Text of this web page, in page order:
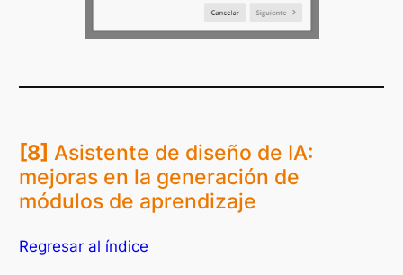
[8] Asistente de diseño de IA:
mejoras en la generación de
módulos de aprendizaje
Regresar al índice